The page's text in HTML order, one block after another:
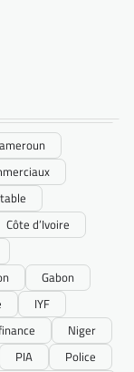
Côte d’Ivoire
Gabon
IYF
Niger
PIA
Police